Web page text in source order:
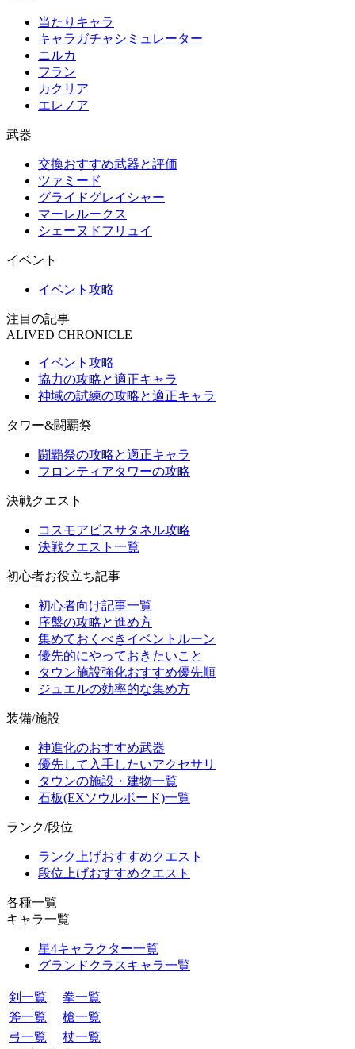
当たりキャラ
キャラガチャシミュレーター
ニルカ
フラン
カクリア
エレノア
武器
交換おすすめ武器と評価
ツァミード
グライドグレイシャー
マーレルークス
シェーヌドフリュイ
イベント
イベント攻略
注目の記事
ALIVED CHRONICLE
イベント攻略
協力の攻略と適正キャラ
神域の試練の攻略と適正キャラ
タワー&闘覇祭
闘覇祭の攻略と適正キャラ
フロンティアタワーの攻略
決戦クエスト
コスモアビスサタネル攻略
決戦クエスト一覧
初心者お役立ち記事
初心者向け記事一覧
序盤の攻略と進め方
集めておくべきイベントルーン
優先的にやっておきたいこと
タウン施設強化おすすめ優先順
ジュエルの効率的な集め方
装備/施設
神進化のおすすめ武器
優先して入手したいアクセサリ
タウンの施設・建物一覧
石板(EXソウルボード)一覧
ランク/段位
ランク上げおすすめクエスト
段位上げおすすめクエスト
各種一覧
キャラ一覧
星4キャラクター一覧
グランドクラスキャラ一覧
剣一覧
拳一覧
斧一覧
槍一覧
弓一覧
杖一覧